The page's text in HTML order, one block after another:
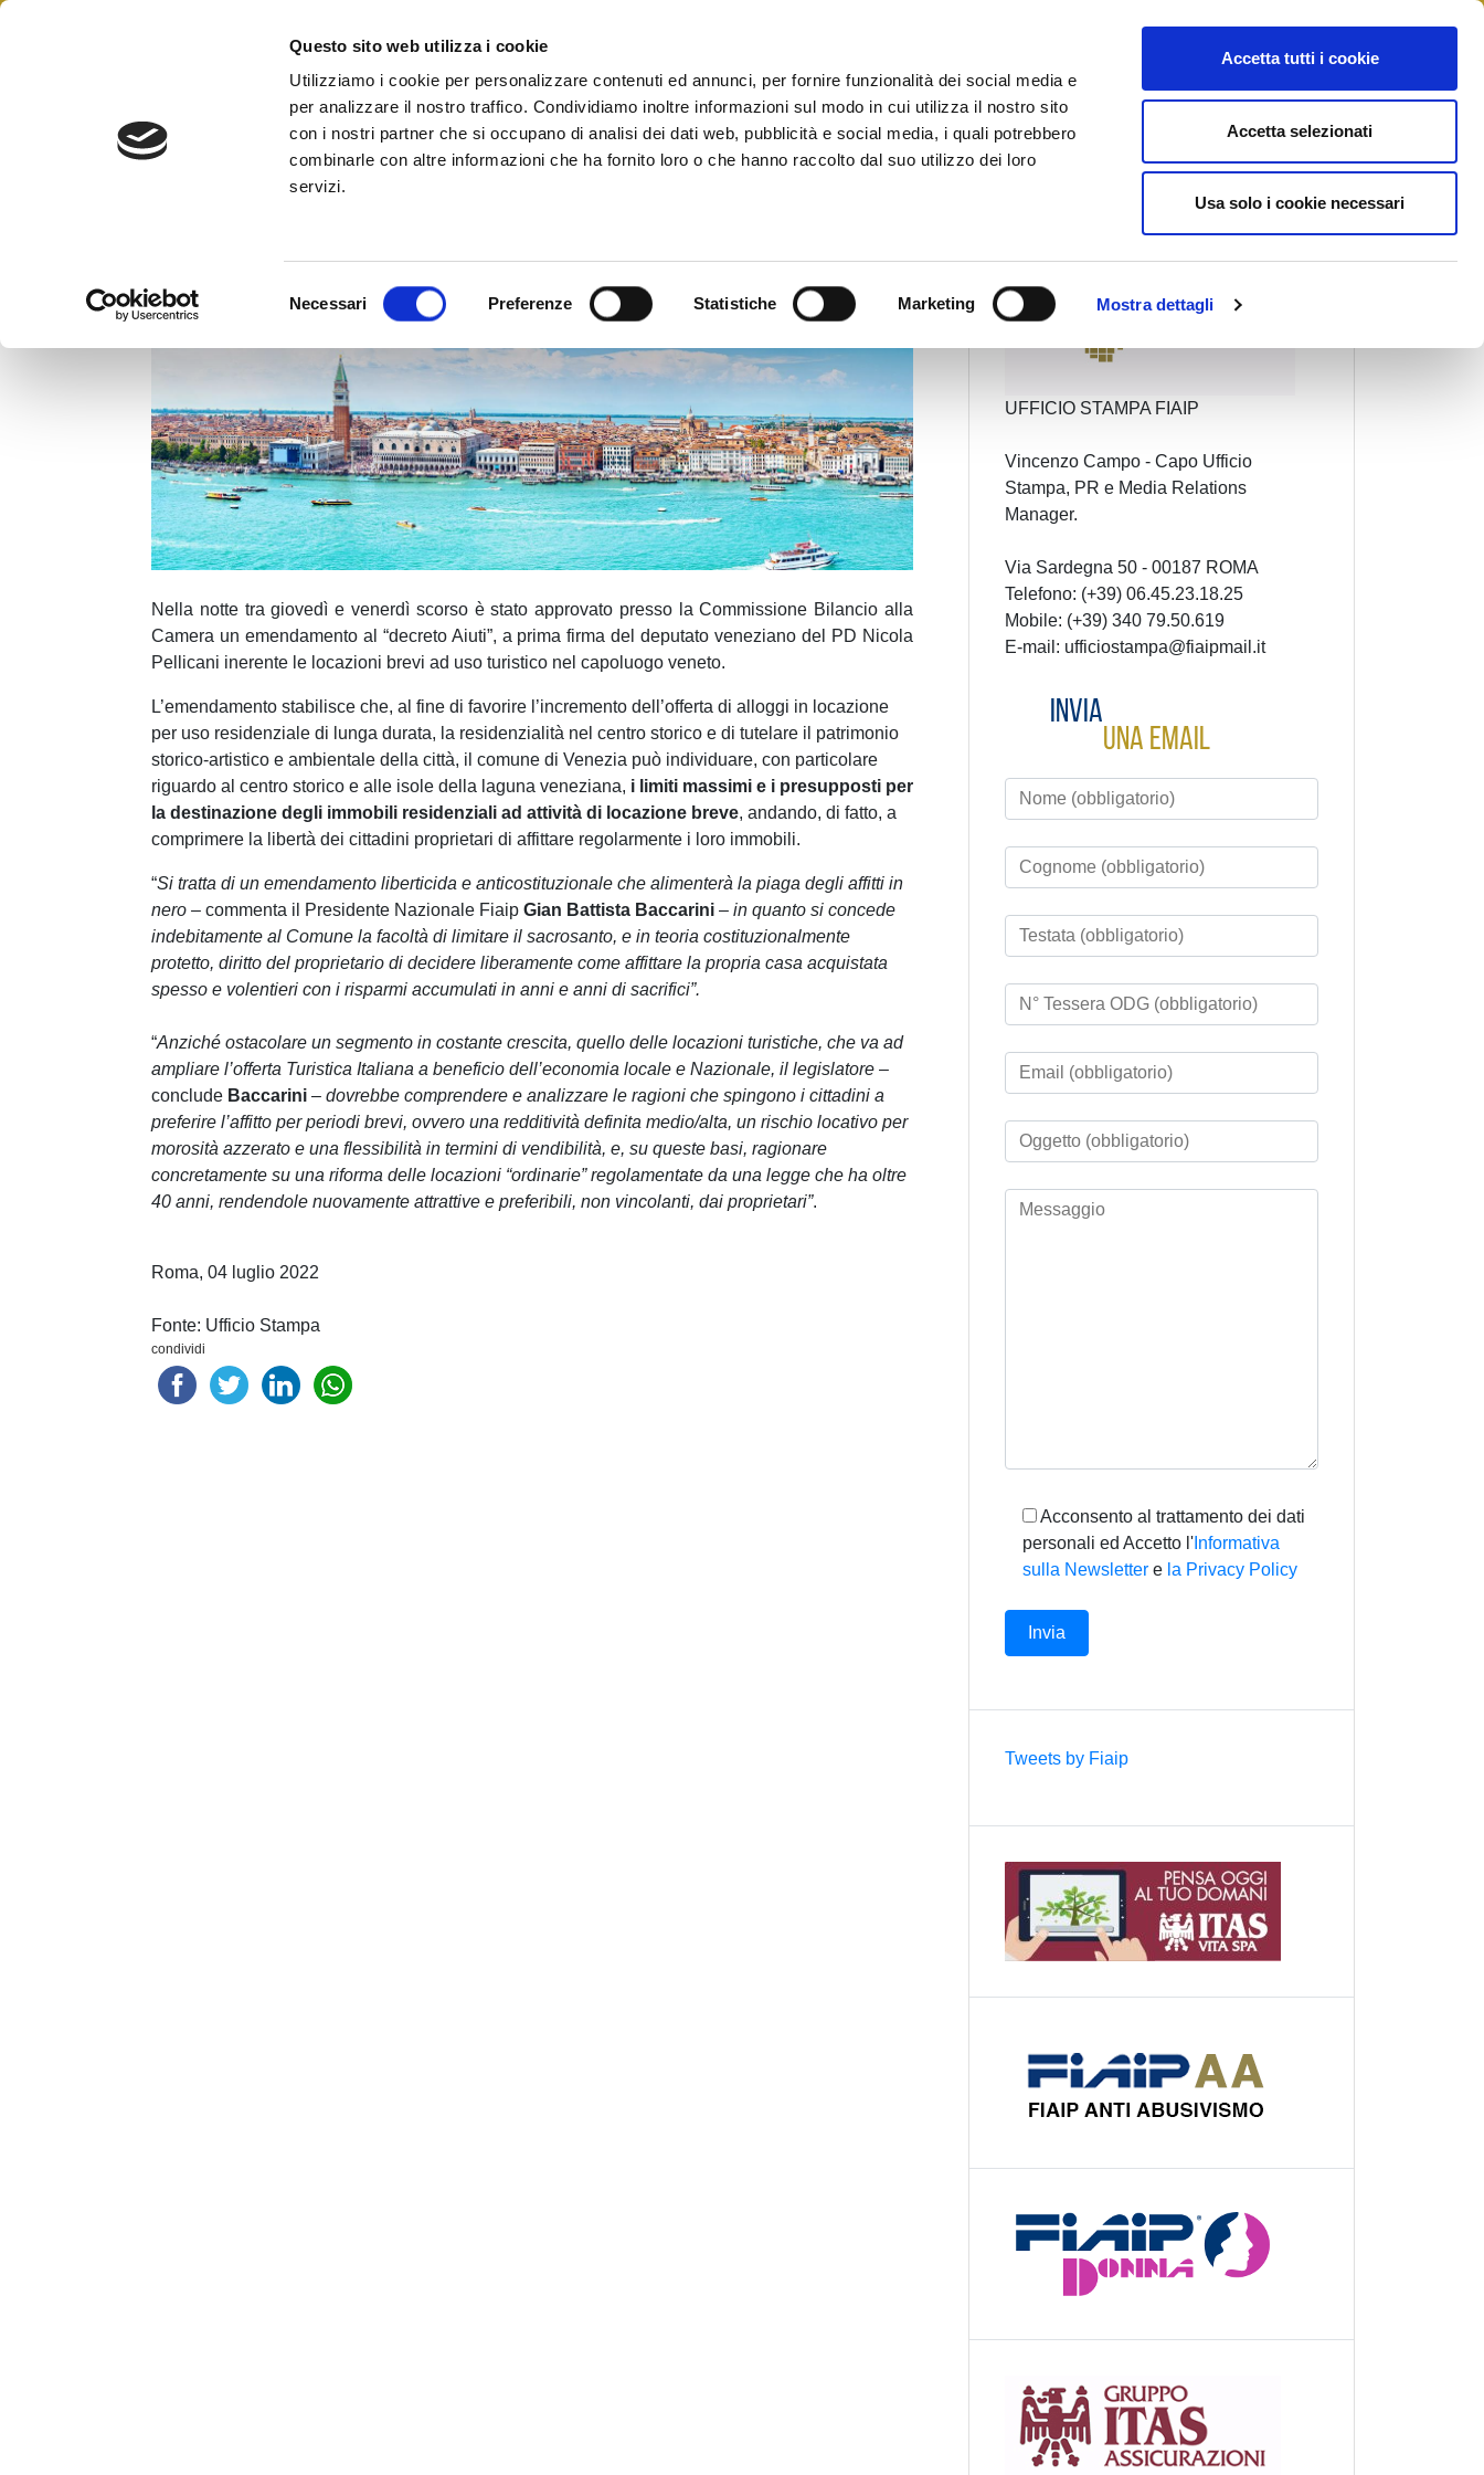
Questo sito web utilizza i cookie
Utilizziamo i cookie per personalizzare contenuti ed annunci, per fornire funzionalità dei social media e
per analizzare il nostro traffico. Condividiamo inoltre informazioni sul modo in cui utilizza il nostro sito
con i nostri partner che si occupano di analisi dei dati web, pubblicità e social media, i quali potrebbero
combinarle con altre informazioni che ha fornito loro o che hanno raccolto dal suo utilizzo dei loro
servizi.
i
o
n
e
d
e
c
o
n
e
n
s
o
Necessari Preferenze Statistiche Marketing Mostra dettagli
Accetta tutti i cookie
Accetta selezionati
Usa solo i cookie necessari
Skip
Federazione Italiana Agenti Immobiliari Professionali
Fiaip, locazioni turistiche Venezia: approvato alla Camera dei
Nella notte tra giovedì e venerdì scorso è stato approvato presso la Commissione Bilancio alla
Camera un emendamento al “decreto Aiuti”, a prima firma del deputato veneziano del PD Nicola
Pellicani inerente le locazioni brevi ad uso turistico nel capoluogo veneto.
L’emendamento stabilisce che, al fine di favorire l’incremento dell’offerta di alloggi in locazione
per uso residenziale di lunga durata, la residenzialità nel centro storico e di tutelare il patrimonio
storico-artistico e ambientale della città, il comune di Venezia può individuare, con particolare
riguardo al centro storico e alle isole della laguna veneziana, i limiti massimi e i presupposti per
la destinazione degli immobili residenziali ad attività di locazione breve, andando, di fatto, a
comprimere la libertà dei cittadini proprietari di affittare regolarmente i loro immobili.
“Si tratta di un emendamento liberticida e anticostituzionale che alimenterà la piaga degli affitti in
nero – commenta il Presidente Nazionale Fiaip Gian Battista Baccarini – in quanto si concede
indebitamente al Comune la facoltà di limitare il sacrosanto, e in teoria costituzionalmente
protetto, diritto del proprietario di decidere liberamente come affittare la propria casa acquistata
spesso e volentieri con i risparmi accumulati in anni e anni di sacrifici”.
“Anziché ostacolare un segmento in costante crescita, quello delle locazioni turistiche, che va ad
ampliare l’offerta Turistica Italiana a beneficio dell’economia locale e Nazionale, il legislatore –
conclude Baccarini – dovrebbe comprendere e analizzare le ragioni che spingono i cittadini a
preferire l’affitto per periodi brevi, ovvero una redditività definita medio/alta, un rischio locativo per
morosità azzerato e una flessibilità in termini di vendibilità, e, su queste basi, ragionare
concretamente su una riforma delle locazioni “ordinarie” regolamentate da una legge che ha oltre
40 anni, rendendole nuovamente attrattive e preferibili, non vincolanti, dai proprietari”.
Roma, 04 luglio 2022
Fonte: Ufficio Stampa
condividi
UFFICIO STAMPA FIAIP
Vincenzo Campo - Capo Ufficio
Stampa, PR e Media Relations
Manager.
Via Sardegna 50 - 00187 ROMA
Telefono: (+39) 06.45.23.18.25
Mobile: (+39) 340 79.50.619
E-mail: ufficiostampa@fiaipmail.it
Invia
una email
Acconsento al trattamento dei dati
personali ed Accetto l' Informativa
sulla Newsletter e la Privacy Policy
Tweets by Fiaip